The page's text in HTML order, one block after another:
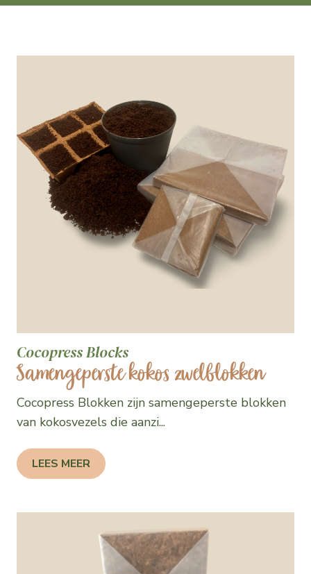
Cocopress Blocks
Samengeperste kokos zwelblokken
Cocopress Blokken zijn samengeperste blokken
van kokosvezels die aanzi...
LEES MEER